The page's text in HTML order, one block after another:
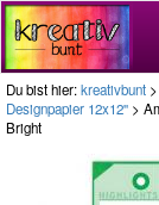
Du bist hier:kreativbunt >
Designpapier 12x12'' >
Bright